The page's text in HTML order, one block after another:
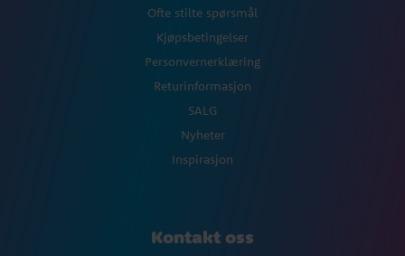
Ofte stilte spørsmål
Kjøpsbetingelser
Personvernerklæring
Returinformasjon
SALG
Nyheter
Inspirasjon
Kontakt oss